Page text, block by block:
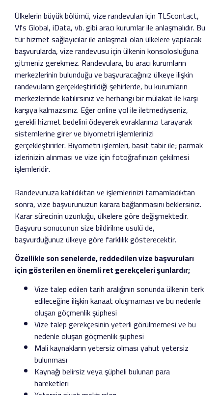
Ülkelerin büyük bölümü, vize randevuları için TLScontact,
Vfs Global, iData, vb. gibi aracı kurumlar ile anlaşmalıdır. Bu
tür hizmet sağlayıcılar ile anlaşmalı olan ülkelere yapılacak
başvurularda, vize randevusu için ülkenin konsolosluğuna
gitmeniz gerekmez. Randevulara, bu aracı kurumların
merkezlerinin bulunduğu ve başvuracağınız ülkeye ilişkin
randevuların gerçekleştirildiği şehirlerde, bu kurumların
merkezlerinde katılırsınız ve herhangi bir mülakat ile karşı
karşıya kalmazsınız. Eğer online yol ile iletmediyseniz,
gerekli hizmet bedelini ödeyerek evraklarınızı tarayarak
sistemlerine girer ve biyometri işlemlerinizi
gerçekleştirirler. Biyometri işlemleri, basit tabir ile; parmak
izlerinizin alınması ve vize için fotoğrafınızın çekilmesi
işlemleridir.
Randevunuza katıldıktan ve işlemlerinizi tamamladıktan
sonra, vize başvurunuzun karara bağlanmasını beklersiniz.
Karar sürecinin uzunluğu, ülkelere göre değişmektedir.
Başvuru sonucunun size bildirilme usulü de,
başvurduğunuz ülkeye göre farklılık gösterecektir.
Özellikle son senelerde, reddedilen vize başvuruları
için gösterilen en önemli ret gerekçeleri şunlardır;
Vize talep edilen tarih aralığının sonunda ülkenin terk
edileceğine ilişkin kanaat oluşmaması ve bu nedenle
oluşan göçmenlik şüphesi
Vize talep gerekçesinin yeterli görülmemesi ve bu
nedenle oluşan göçmenlik şüphesi
Mali kaynakların yetersiz olması yahut yetersiz
bulunması
Kaynağı belirsiz veya şüpheli bulunan para
hareketleri